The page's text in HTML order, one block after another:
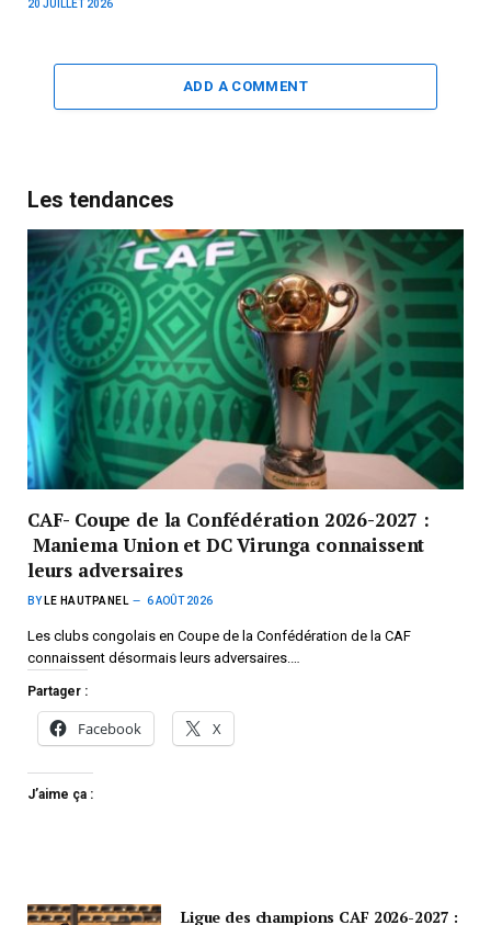
20 JUILLET 2026
ADD A COMMENT
Les tendances
CAF- Coupe de la Confédération 2026-2027 :
Maniema Union et DC Virunga connaissent
leurs adversaires
BY LE HAUTPANEL 6 AOÛT 2026
Les clubs congolais en Coupe de la Confédération de la CAF
connaissent désormais leurs adversaires.…
Partager :
Facebook X
J’aime ça :
Ligue des champions CAF 2026-2027 :